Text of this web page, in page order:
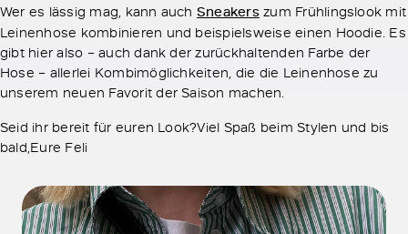
Wer es lässig mag, kann auch Sneakerszum Frühlingslook mit
Leinenhose kombinieren und beispielsweise einen Hoodie. Es
gibt hier also – auch dank der zurückhaltenden Farbe der
Hose – allerlei Kombimöglichkeiten, die die Leinenhose zu
unserem neuen Favorit der Saison machen.
Seid ihr bereit für euren Look?Viel Spaß beim Stylen und bis
bald,Eure Feli